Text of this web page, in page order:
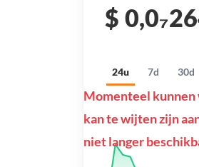
$
24u 7d 30d
Momenteel kunnen
kan te wijten zijn
niet langer